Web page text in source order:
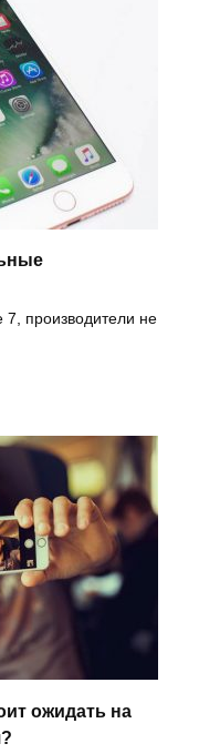
производители не
ожидать на